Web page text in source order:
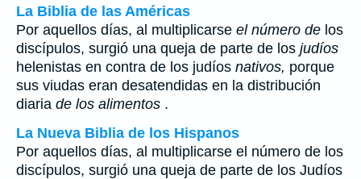
La Biblia de las Américas
Por aquellos días, al multiplicarse el número de los
discípulos, surgió una queja de parte de los judíos
helenistas en contra de los judíos nativos, porque
sus viudas eran desatendidas en la distribución
diaria de los alimentos .
La Nueva Biblia de los Hispanos
Por aquellos días, al multiplicarse el número de los
discípulos, surgió una queja de parte de los Judíos